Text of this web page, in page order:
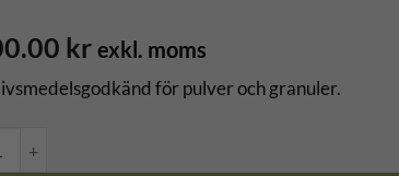
kr exkl. moms
för pulver och granuler.
rostfritt stålblad fläns/fläns DN200 mängd